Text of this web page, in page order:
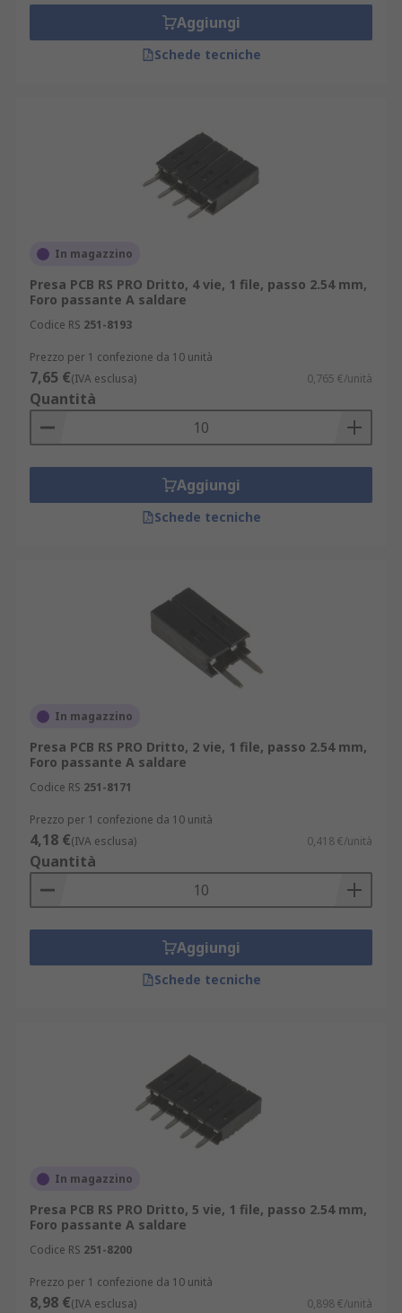
migliorare l'antiruggine e la conduttività.
In che ambito vengono utilizzati i
I connettori femmina per circuito stampato sono
utilizzati in un'ampia gamma di applicazioni su
scheda a circuito stampato. Possono essere
utilizzati come alternative alla saldatura di relè
una facile sostituzione di timer o relè.
Aggiungi
Schede tecniche
In magazzino
Presa PCB RS PRO Dritto, 4 vie, 1 file, passo 2.54 mm,
Foro passante A saldare
Codice RS 251-8193
Prezzo per 1 confezione da 10 unità
7,65 €(IVA esclusa) 0,765 €/unità
Quantità
Aggiungi
Schede tecniche
In magazzino
Presa PCB RS PRO Dritto, 2 vie, 1 file, passo 2.54 mm,
Foro passante A saldare
Codice RS 251-8171
Prezzo per 1 confezione da 10 unità
4,18 €(IVA esclusa) 0,418 €/unità
Quantità
Aggiungi
Schede tecniche
In magazzino
Presa PCB RS PRO Dritto, 5 vie, 1 file, passo 2.54 mm,
Foro passante A saldare
Codice RS 251-8200
Prezzo per 1 confezione da 10 unità
8,98 €(IVA esclusa) 0,898 €/unità